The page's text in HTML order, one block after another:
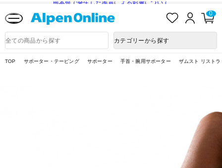
熊本県で発生した地震による影響について
入
ロ
ン
0
品
検
カテゴリーから探す
TOP サポーター・テーピング サポーター 手首・腕用サポーター ザムスト リストラ